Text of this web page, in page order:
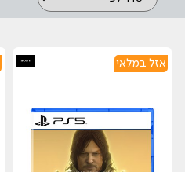
אזל במלאי